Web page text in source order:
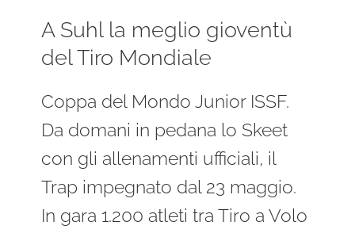
A Suhl la meglio gioventù
del Tiro Mondiale
Coppa del Mondo Junior ISSF.
Da domani in pedana lo Skeet
con gli allenamenti ufficiali, il
Trap impegnato dal 23 maggio.
In gara 1.200 atleti tra Tiro a Volo